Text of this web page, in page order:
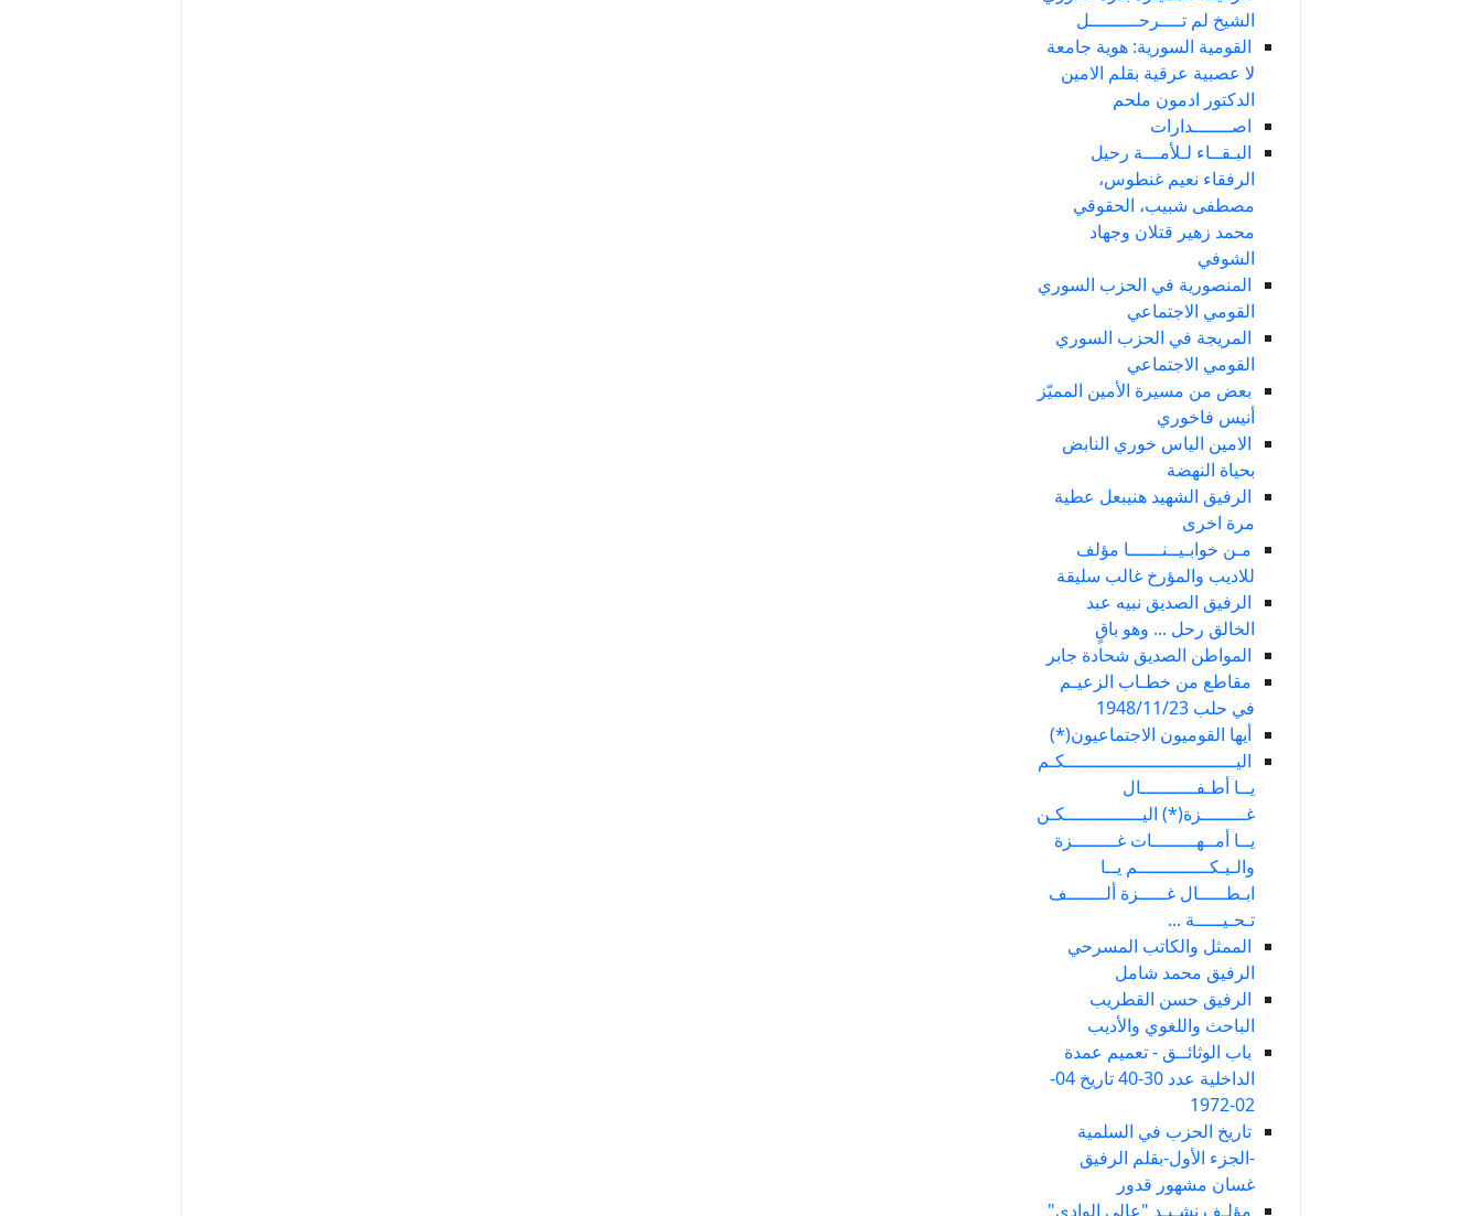
الشيخ لم تــــرحـــــــــل
القومية السورية: هوية جامعة
لا عصبية عرقية بقلم الامين
الدكتور ادمون ملحم
اصـــــــدارات
البـقــاء لـلأمـــة رحيل
الرفقاء نعيم غنطوس،
مصطفى شبيب، الحقوقي
محمد زهير قتلان وجهاد
الشوفي
المنصورية في الحزب السوري
القومي الاجتماعي
المريجة في الحزب السوري
القومي الاجتماعي
بعض من مسيرة الأمين المميّز
أنيس فاخوري
الامين الياس خوري النابض
بحياة النهضة
الرفيق الشهيد هنيبعل عطية
مرة اخرى
مـن خوابـيــنــــــا مؤلف
للاديب والمؤرخ غالب سليقة
الرفيق الصديق نبيه عبد
الخالق رحل ... وهو باقٍ
المواطن الصديق شحادة جابر
مقاطع من خطـاب الزعيـم
في حلب 1948/11/23
أيها القوميون الاجتماعيون(*)
اليـــــــــــــــــــــــــــــــكـم
يــا أطـفــــــــــال
غــــــــزة(*) اليــــــــــــــكـن
يــا أمــهــــــــات غــــــــزة
والـيـكـــــــــــــم يــا
ابـطـــــال غـــــزة ألـــــــف
تـحـيـــــة ...
الممثل والكاتب المسرحي
الرفيق محمد شامل
الرفيق حسن القطريب
الباحث واللغوي والأديب
باب الوثائــق - تعميم عمدة
الداخلية عدد 30-40 تاريخ 04-
02-1972
تاريخ الحزب في السلمية
-الجزء الأول-بقلم الرفيق
غسان مشهور قدور
مؤلـف نشـيـد "عالى الوادي"